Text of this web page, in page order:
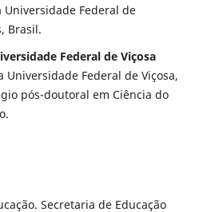
Federal de
Brasil.
Federal de Viçosa
Universidade Federal de Viçosa,
pós-doutoral em Ciência do
Secretaria de Educação